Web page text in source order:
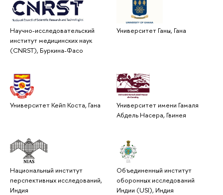
Научно-исследовательский
институт медицинских наук
(CNRST), Буркина-Фасо
Университет Ганы, Гана
Университет Кейп Коста, Гана
Университет имени Гамаля
Абдель Насера, Гвинея
Национальный институт
перспективных исследований,
Индия
Объединенный институт
оборонных исследований
Индии (USI), Индия